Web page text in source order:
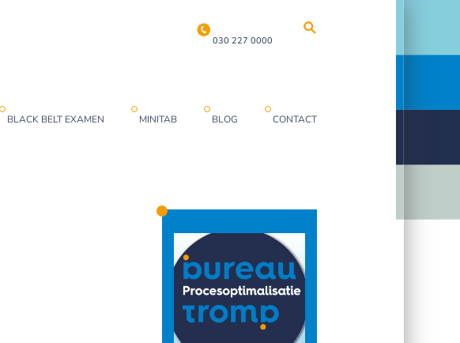
030 227 0000
BLACK BELT EXAMEN MINITAB BLOG CONTACT